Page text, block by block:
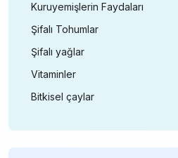
Kuruyemişlerin Faydaları
Şifalı Tohumlar
Şifalı yağlar
Vitaminler
Bitkisel çaylar